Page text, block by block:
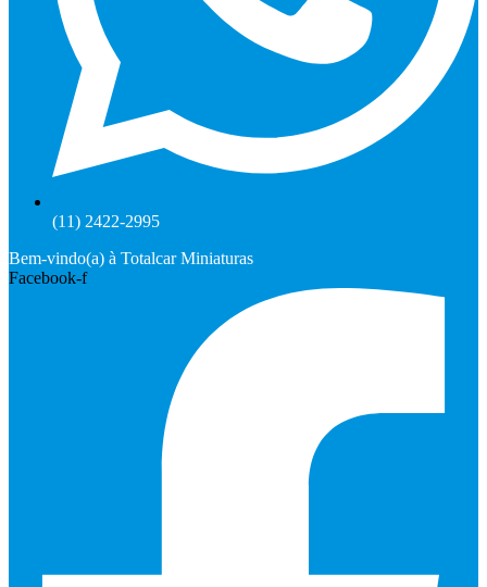
(11) 2422-2995
Bem-vindo(a) à Totalcar Miniaturas
Facebook-f